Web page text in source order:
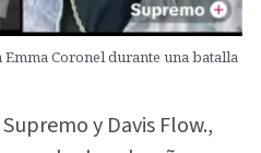
Coronel durante una batalla
y Davis Flow.,